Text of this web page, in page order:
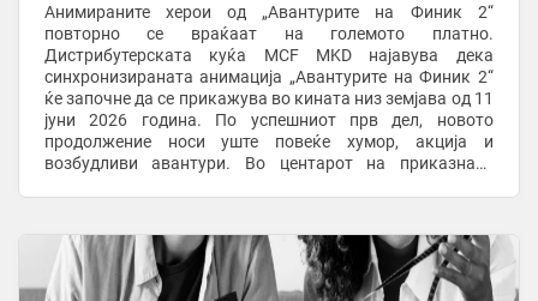
Анимираните херои од „Авантурите на Финик 2“
повторно се враќаат на големото платно.
Дистрибутерската куќа MCF MKD најавува дека
синхронизираната анимација „Авантурите на Финик 2“
ќе започне да се прикажува во кината низ земјава од 11
јуни 2026 година. По успешниот прв дел, новото
продолжение носи уште повеќе хумор, акција и
возбудливи авантури. Во центарот на приказната